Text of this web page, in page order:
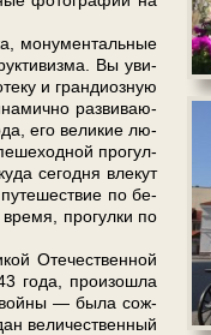
мо­ну­мен­таль­ные
Вы уви­
и гран­ди­оз­ную
раз­ви­ваю­
его ве­ли­кие лю­
про­гул­
се­год­ня вле­кут
по бе­
про­гул­ки по
Оте­че­ствен­ной
го­да, про­изо­шла
вой­ны — бы­ла сож­
величественный